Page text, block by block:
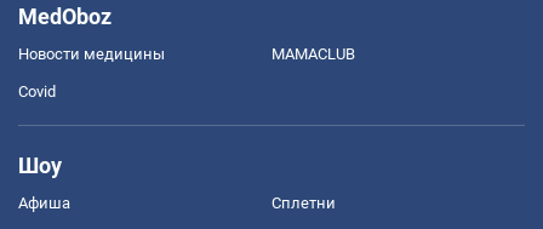
MedOboz
Новости медицины MAMACLUB
Covid
Шоу
Афиша Сплетни